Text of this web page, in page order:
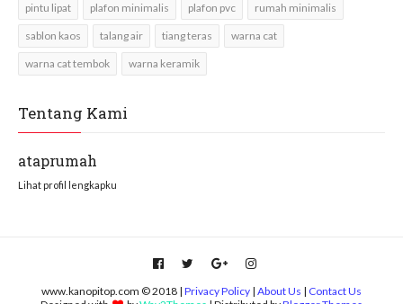
pintu lipat plafon minimalis plafon pvc rumah minimalis
sablon kaos talang air tiang teras warna cat
warna cat tembok warna keramik
Tentang Kami
ataprumah
Lihat profil lengkapku
www.kanopitop.com © 2018 | Privacy Policy | About Us | Contact Us